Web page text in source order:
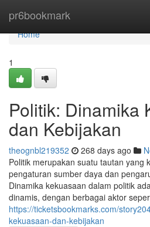
pr6bookmark
Home
Home
1
Politik: Dinamika
dan Kebijakan
theognbl219352 268 days ago
Politik merupakan suatu tautan yang
pengaturan sumber daya dan
Dinamika kekuasaan dalam politik
dinamis, dengan berbagai aktor
https://ticketsbookmarks.com/
kekuasaan-dan-kebijakan